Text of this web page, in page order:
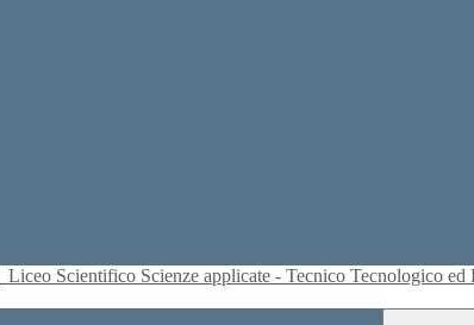
Liceo Scientifico Scienze applicate - Tecnico Tecnologico ed